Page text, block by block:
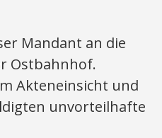
Mandant an die
Ostbahnhof.
Akteneinsicht und
unvorteilhafte